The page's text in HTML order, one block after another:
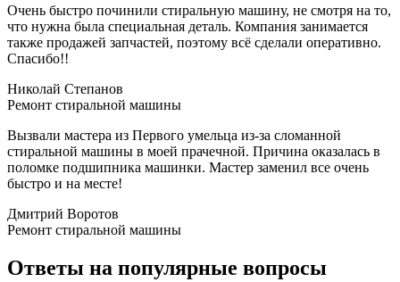
Очень быстро починили стиральную машину, не смотря на то,
что нужна была специальная деталь. Компания занимается
также продажей запчастей, поэтому всё сделали оперативно.
Спасибо!!
Николай Cтепанов
Ремонт стиральной машины
Вызвали мастера из Первого умельца из-за сломанной
стиральной машины в моей прачечной. Причина оказалась в
поломке подшипника машинки. Мастер заменил все очень
быстро и на месте!
Дмитрий Воротов
Ремонт стиральной машины
Ответы на популярные вопросы